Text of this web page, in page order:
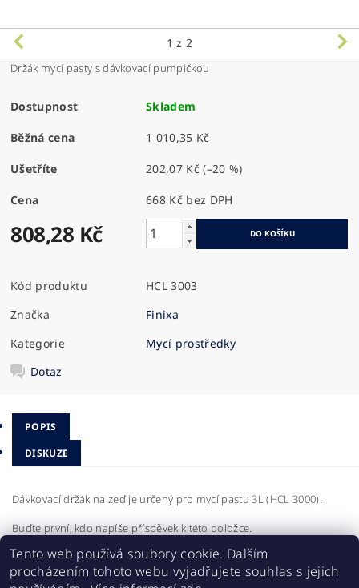
1 z 2
Držák mycí pasty s dávkovací pumpičkou
Dostupnost Skladem
Běžná cena 1 010,35 Kč
Ušetříte 202,07 Kč(–20 %)
Cena 668 Kč bez DPH
808,28 Kč
Kód produktu
HCL 3003
Značka
Finixa
Kategorie
Mycí prostředky
Dotaz
POPIS
DISKUZE
Dávkovací držák na zeď je určený pro mycí pastu 3L (HCL 3000).
Buďte první, kdo napíše příspěvek k této položce.
Přidat komentář
Tento web používá soubory cookie. Dalším
procházením tohoto webu vyjadřujete souhlas s jejich